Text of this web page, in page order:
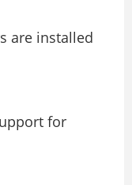
are installed
for